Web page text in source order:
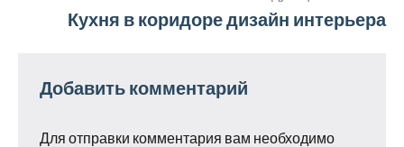
Кухня в коридоре дизайн интерьера
Добавить комментарий
Для отправки комментария вам необходимо